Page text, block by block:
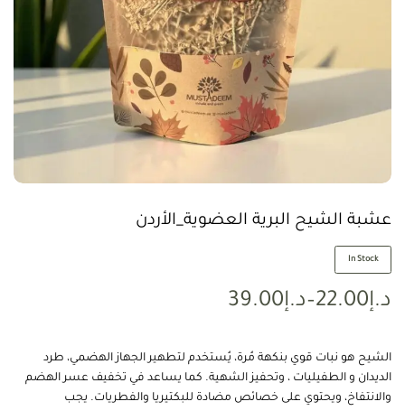
عشبة الشيح البرية العضوية_الأردن
In Stock
د.إ22.00
–د.إ39.00
الشيح هو نبات قوي بنكهة مُرة، يُستخدم لتطهير الجهاز الهضمي، طرد
الديدان و الطفيليات ، وتحفيز الشهية. كما يساعد في تخفيف عسر الهضم
والانتفاخ، ويحتوي على خصائص مضادة للبكتيريا والفطريات. يجب